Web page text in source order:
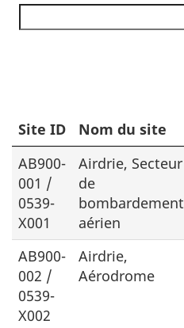
Site ID Nom du site
AB900-
001 /
0539-
X001
Airdrie, Secteur
de
bombardement
aérien
AB900-
002 /
0539-
X002
Airdrie,
Aérodrome